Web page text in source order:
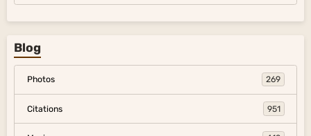
Blog
Photos 269
Citations 951